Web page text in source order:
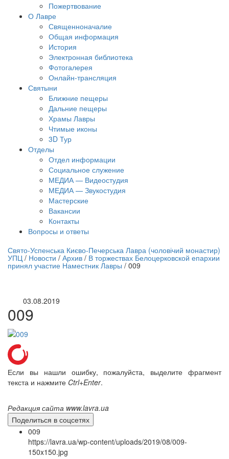
Пожертвование
О Лавре
Священноначалие
Общая информация
История
Электронная библиотека
Фотогалерея
Онлайн-трансляция
Святыни
Ближние пещеры
Дальние пещеры
Храмы Лавры
Чтимые иконы
3D Тур
Отделы
Отдел информации
Социальное служение
МЕДИА — Видеостудия
МЕДИА — Звукостудия
Мастерские
Вакансии
Контакты
Вопросы и ответы
трансляция | 12 сентября
трансляции
Свято-Успенська Києво-Печерська Лавра (чоловічий монастир)
УПЦ / Новости / Архив / В торжествах Белоцерковской епархии
принял участие Наместник Лавры / 009
03.08.2019
009
Если вы нашли ошибку, пожалуйста, выделите фрагмент
текста и нажмите Ctrl+Enter.
Редакция сайта www.lavra.ua
Поделиться в соцсетях
009
https://lavra.ua/wp-content/uploads/2019/08/009-
150x150.jpg